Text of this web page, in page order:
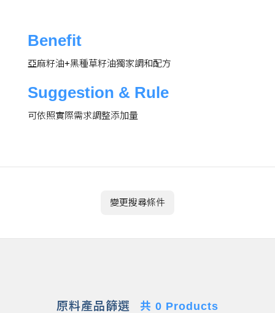
Benefit
亞麻籽油+黑種草籽油獨家調和配方
Suggestion & Rule
可依照實際需求調整添加量
變更搜尋條件
原料產品篩選 共 0 Products